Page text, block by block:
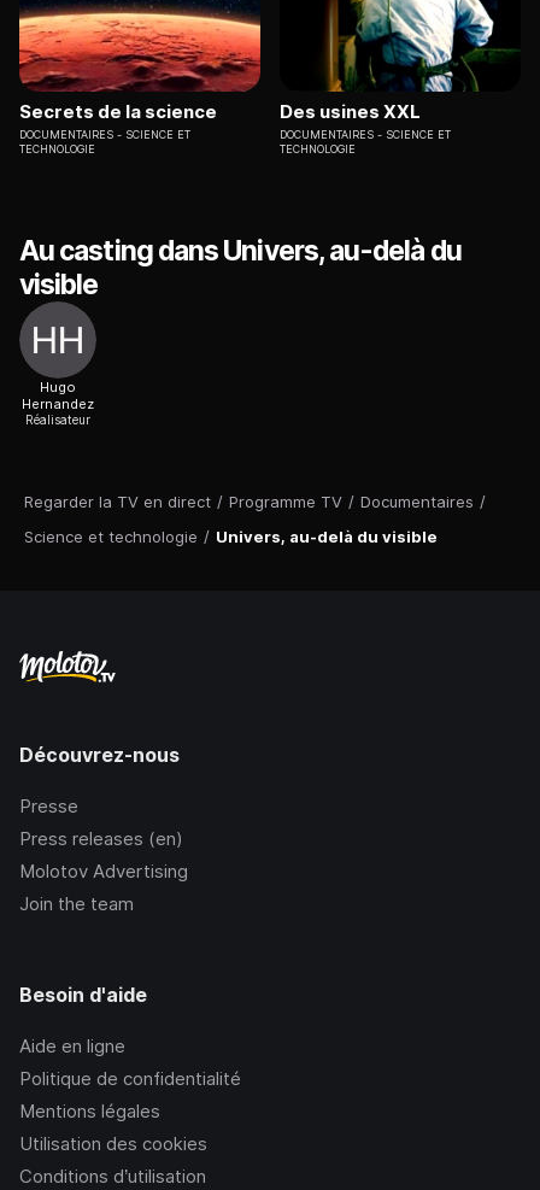
Regarder la TV en direct / Programme TV / Documentaires /
Science et technologie / Univers, au-delà du visible
Secrets de la science
DOCUMENTAIRES
SCIENCE ET
TECHNOLOGIE
Des usines XXL
DOCUMENTAIRES
SCIENCE ET
TECHNOLOGIE
Au casting dans Univers, au-delà du
visible
Hugo
Hernandez
Réalisateur
Découvrez-nous
Presse
Press releases (en)
Molotov Advertising
Join the team
Besoin d'aide
Aide en ligne
Politique de confidentialité
Mentions légales
Utilisation des cookies
Conditions d’utilisation